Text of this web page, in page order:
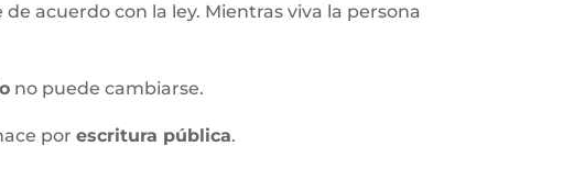
acuerdo con la ley. Mientras viva la persona
no puede cambiarse.
porescritura pública.